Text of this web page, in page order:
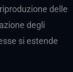
delle
degli
si estende